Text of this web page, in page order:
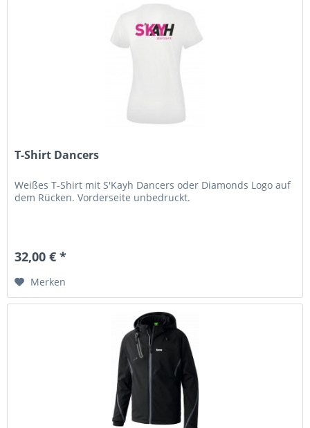
T-Shirt Dancers
Weißes T-Shirt mit S'Kayh Dancers oder Diamonds Logo auf
dem Rücken. Vorderseite unbedruckt.
32,00 € *
Merken